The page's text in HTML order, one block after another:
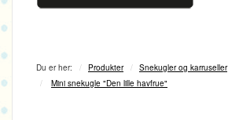
Du er her: Produkter
Snekugler og karruseller
Mini snekugle "Den lille havfrue"